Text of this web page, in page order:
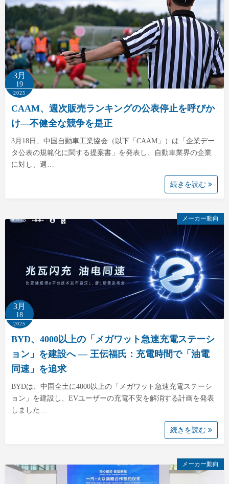
3月
19
2025
CAAM、週次販売ランキングの公表停止を呼びか
け—不健全な競争を是正
3月18日、中国自動車工業協会（以下「CAAM」）は「企業デー
タ公表の規範化に関する提案書」を発表し、自動車業界の企業
に対し、週…
続きを読む
メーカー動向
3月
18
2025
BYD、4000以上の「メガワット急速充電ステーシ
ョン」を建設へ — 王伝福氏：充電時間で「油電
同速」を追求
BYDは、中国全土に4000以上の「メガワット急速充電ステーシ
ョン」を建設し、EVユーザーの充電不安を解消する計画を発表
しました…
続きを読む
メーカー動向